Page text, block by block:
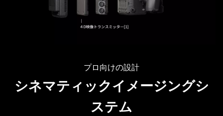
プロ向けの設計
シネマティックイメージングシ
ステム